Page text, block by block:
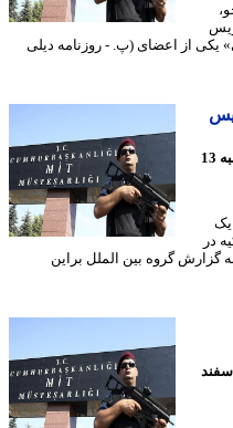
از اعضای (پ. - روزنامه دیلی
13
گروه بین الملل براین